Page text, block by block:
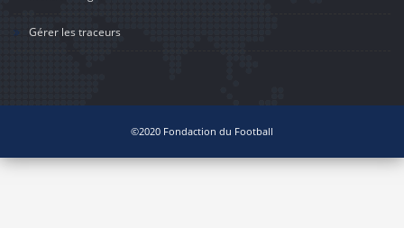
Gérer les traceurs
©2020 Fondaction du Football